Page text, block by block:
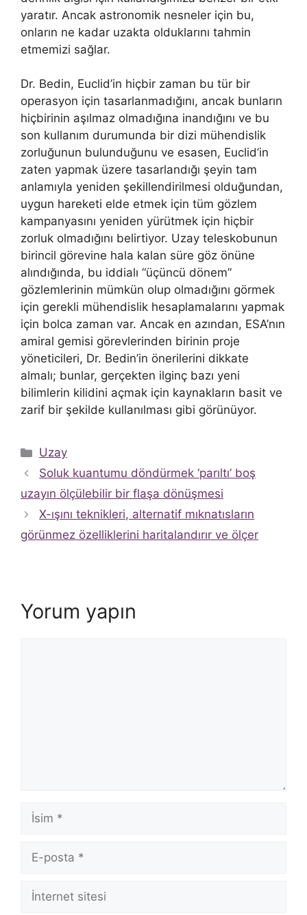
yaratır. Ancak astronomik nesneler için bu,
onların ne kadar uzakta olduklarını tahmin
etmemizi sağlar.
Dr. Bedin, Euclid’in hiçbir zaman bu tür bir
operasyon için tasarlanmadığını, ancak bunların
hiçbirinin aşılmaz olmadığına inandığını ve bu
son kullanım durumunda bir dizi mühendislik
zorluğunun bulunduğunu ve esasen, Euclid’in
zaten yapmak üzere tasarlandığı şeyin tam
anlamıyla yeniden şekillendirilmesi olduğundan,
uygun hareketi elde etmek için tüm gözlem
kampanyasını yeniden yürütmek için hiçbir
zorluk olmadığını belirtiyor. Uzay teleskobunun
birincil görevine hala kalan süre göz önüne
alındığında, bu iddialı “üçüncü dönem”
gözlemlerinin mümkün olup olmadığını görmek
için gerekli mühendislik hesaplamalarını yapmak
için bolca zaman var. Ancak en azından, ESA’nın
amiral gemisi görevlerinden birinin proje
yöneticileri, Dr. Bedin’in önerilerini dikkate
almalı; bunlar, gerçekten ilginç bazı yeni
bilimlerin kilidini açmak için kaynakların basit ve
zarif bir şekilde kullanılması gibi görünüyor.
Kategoriler
Uzay
Soluk kuantumu döndürmek ‘parıltı’ boş
uzayın ölçülebilir bir flaşa dönüşmesi
X-ışını teknikleri, alternatif mıknatısların
görünmez özelliklerini haritalandırır ve ölçer
Yorum yapın
İsim
posta
İnternet